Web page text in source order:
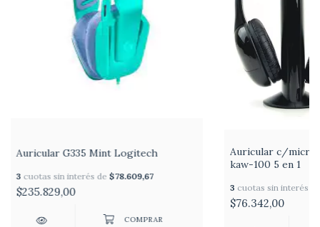
Auricular G335 Mint Logitech
3 cuotas sin interés de $78.609,67
$235.829,00
Auricular c/
kaw-100 5 en 1
3 cuotas sin interés
$76.342,00